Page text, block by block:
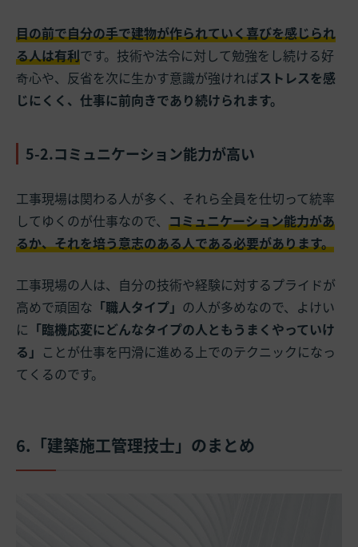
目の前で自分の手で建物が作られていく喜びを感じられ
る人は有利です。技術や法令に対して勉強をし続ける好
奇心や、反省を次に生かす意識が強ければストレスを感
じにくく、仕事に前向きであり続けられます。
5-2.コミュニケーション能力が高い
工事現場は関わる人が多く、それら全員を仕切って統率
してゆくのが仕事なので、 コミュニケーション能力があ
るか、それを培う意志のある人である必要があります。
工事現場の人は、自分の技術や経験に対するプライドが
高めで頑固な 「職人タイプ」 の人が多めなので、よけい
に 「臨機応変にどんなタイプの人ともうまくやっていけ
る」 ことが仕事を円滑に進める上でのテクニックになっ
てくるのです。
6.「建築施工管理技士」のまとめ